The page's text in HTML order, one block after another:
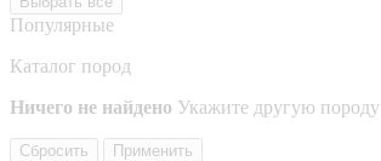
Популярные
Каталог пород
Ничего не найдено Укажите другую породу
Сбросить Применить